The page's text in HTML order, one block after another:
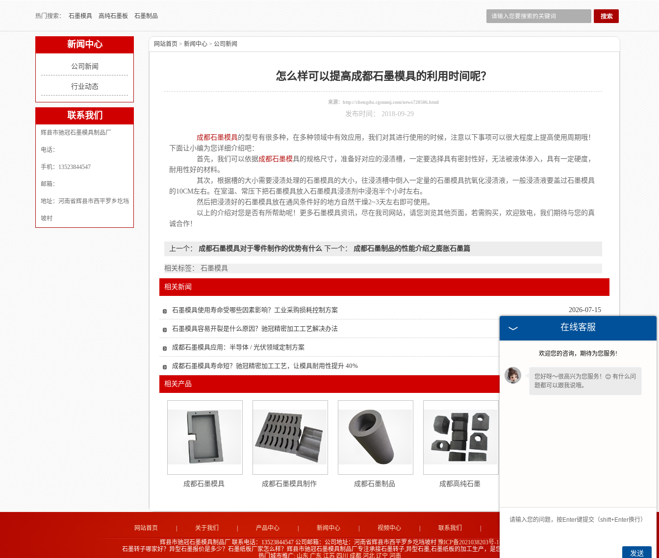
热门搜索：
石墨模具 高纯石墨板 石墨制品
新闻中心
公司新闻
行业动态
联系我们
辉县市驰冠石墨模具制品厂
电话：
手机：13523844547
邮箱：
地址：河南省辉县市西平罗乡圪垱
坡村
网站首页 > 新闻中心 > 公司新闻
怎么样可以提高成都石墨模具的利用时间呢？
来源： http://chengdu.cgsmmj.com/news720506.html
发布时间： 2018-09-29
成都石墨模具的型号有很多种，在多种领域中有效应用，我们对其进行使用的时候，注意以下事项可以很大程度上提高使用周期哦！
下面让小编为您详细介绍吧：
首先，我们可以依据成都石墨模具的规格尺寸，准备好对应的浸渍槽，一定要选择具有密封性好，无法被液体渗入，具有一定硬度，
耐用性好的材料。
其次，根据槽的大小需要浸渍处理的石墨模具的大小，往浸渍槽中倒入一定量的石墨模具抗氧化浸渍液，一般浸渍液要盖过石墨模具
的10CM左右。在室温、常压下把石墨模具放入石墨模具浸渍剂中浸泡半个小时左右。
然后把浸渍好的石墨模具放在通风条件好的地方自然干燥2~3天左右即可使用。
以上的介绍对您是否有所帮助呢！更多石墨模具资讯，尽在我司网站，请您浏览其他页面，若需购买，欢迎致电，我们期待与您的真
诚合作！
上一个： 成都石墨模具对于零件制作的优势有什么 下一个： 成都石墨制品的性能介绍之膨胀石墨篇
相关标签： 石墨模具
相关新闻
2026-07-15
石墨模具使用寿命受哪些因素影响？工业采购损耗控制方案
2026-06-18
石墨模具容易开裂是什么原因？驰冠精密加工工艺解决办法
成都石墨模具应用：半导体 / 光伏领域定制方案
成都石墨模具寿命短？驰冠精密加工工艺，让模具耐用性提升 40%
相关产品
成都石墨模具 成都石墨模具制作 成都石墨制品 成都高纯石墨
网站首页 关于我们 产品中心 新闻中心 视频中心 联系我们
辉县市驰冠石墨模具制品厂 联系电话：13523844547 公司邮箱： 公司地址：河南省辉县市西平罗乡圪垱坡村 豫ICP备2021038203号-1
石墨转子哪家好？异型石墨报价是多少？石墨纸板厂家怎么样？辉县市驰冠石墨模具制品厂专注承接石墨转子,异型石墨,石墨纸板的加工生产，是您不错的选择！
热门城市推广: 山东 广东 江苏 四川 成都 河北 辽宁 河南
在线客服
欢迎您的咨询，期待为您服务!
您好呀～很高兴为您服务！😊 有什么问
题都可以跟我说哦。
发送